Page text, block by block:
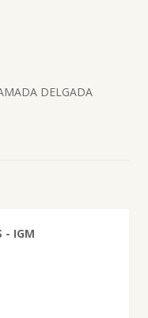
DELGADA
- IGM